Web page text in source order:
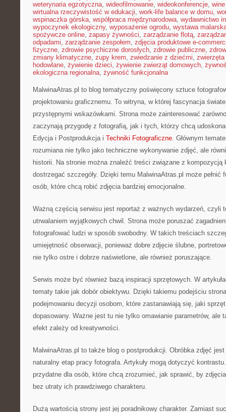
weterynaria egzotyczna, wideofilmowanie, wideokonferencje,
wirtualna rzeczywistość w edukacji, work-life balance w domu,
wspinaczka górska, współpraca międzynarodowa, wydawnictwo
wypoczynek ekologiczny, wyposażenie ogrodu, wystawa
spożywcze online, zapasy żywności, zarządzanie flotą,
odpadami, zarządzanie zespołem, zdjęcia produktowe e-
fizyczne, zdrowie psychiczne dorosłych, zdrowie publiczne,
zmiany klimatyczne, zupy krem, zwiedzanie z dziećmi,
hodowlane, żywienie dzieci, żywienie zwierząt domowych,
ekologiczna regionalna, żywność funkcjonalna
MalwinaAtras.pl to blog tematyczny poświęcony sztuce
projektowaniu graficznemu. To witryna, w której fascynacja
przystępnymi wskazówkami. Strona może zainteresować
zaczynają przygodę z fotografią, jak i tych, którzy chcą
Edycja i Postprodukcja i Techniki Fotograficzne. Głównym
rozumiana nie tylko jako techniczne wykonywanie zdjęć, ale
historii. Na stronie można znaleźć treści związane z
dostrzegać szczegóły. Dzięki temu MalwinaAtras.pl może pełnić
osób, które chcą robić zdjęcia bardziej emocjonalne.
Ważną częścią serwisu jest reportaż z ważnych wydarzeń, czyli
utrwalaniem wyjątkowych chwil. Strona może poruszać
fotografować ludzi w sposób swobodny. W takich treściach
umiejętność obserwacji, ponieważ dobre zdjęcie ślubne,
nie tylko ostre i dobrze naświetlone, ale również poruszające.
Serwis może być również bazą inspiracji sprzętowych. W
tematy takie jak dobór obiektywu. Dzięki takiemu podejściu
podejmowaniu decyzji osobom, które zastanawiają się, jaki
dopasowany. Ważne jest tu nie tylko omawianie parametrów, ale
efekt zależy od kreatywności.
MalwinaAtras.pl to także blog o postprodukcji. Obróbka zdjęć
naturalny etap pracy fotografa. Artykuły mogą dotyczyć
przydatne dla osób, które chcą zrozumieć, jak sprawić, by
bez utraty ich prawdziwego charakteru.
Dużą wartością strony jest jej poradnikowy charakter. Zamiast